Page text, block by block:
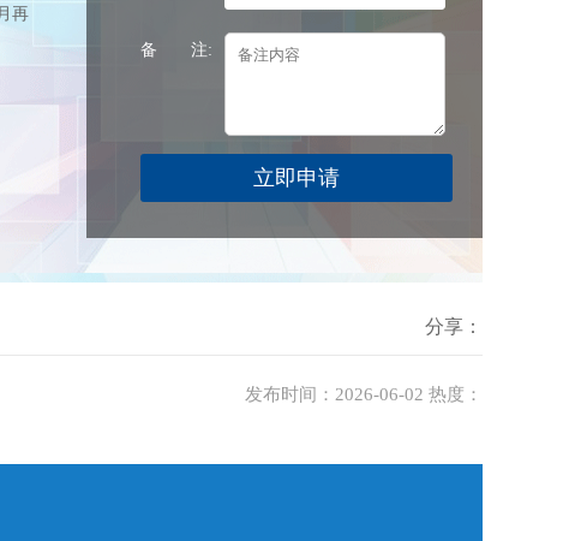
再
备 注:
分享：
发布时间：2026-06-02 热度：